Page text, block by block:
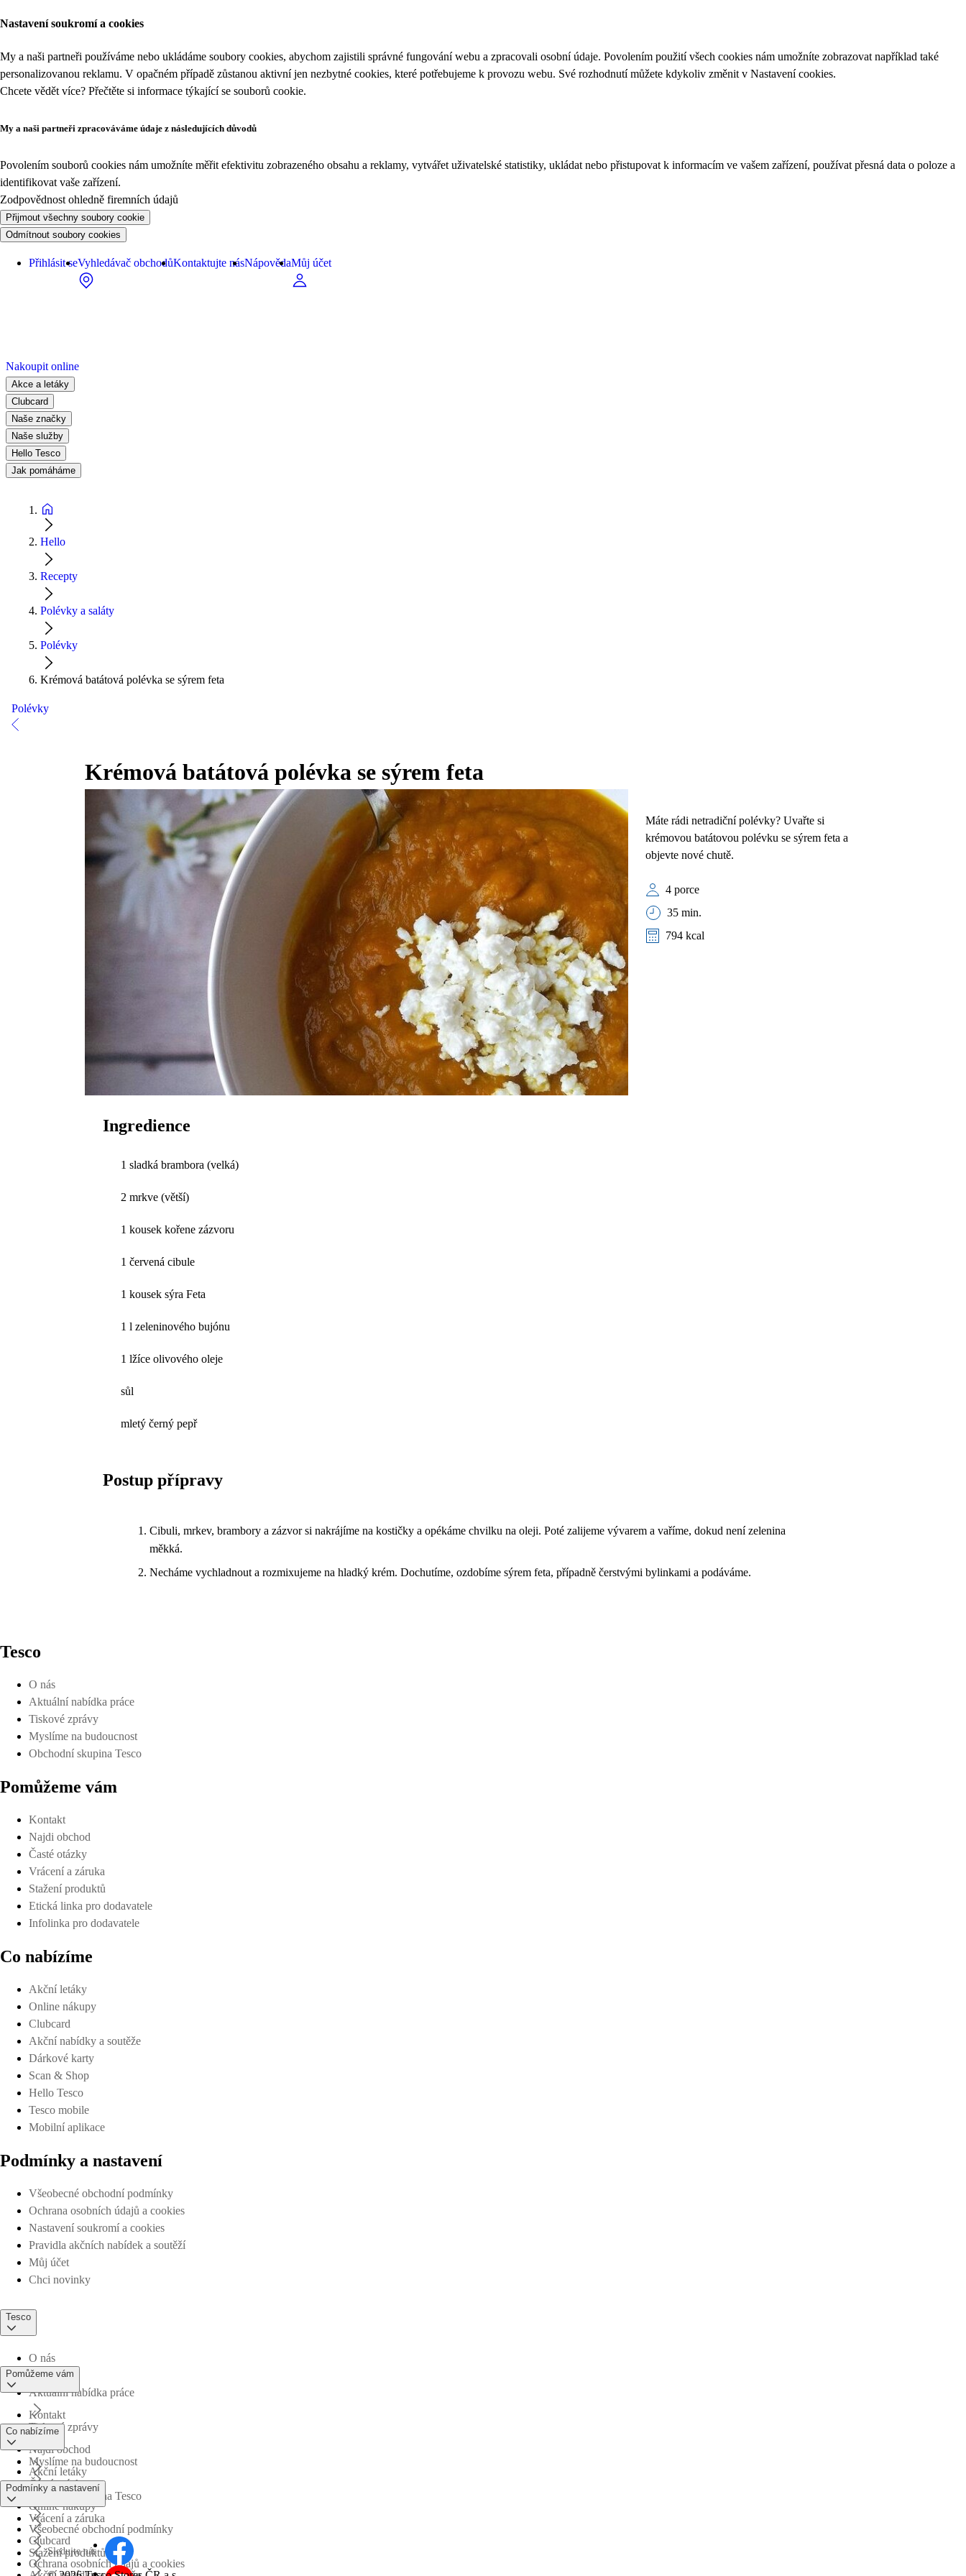
Nastavení soukromí a cookies
My a naši partneři používáme nebo ukládáme soubory cookies, abychom zajistili správné fungování webu a zpracovali osobní údaje. Povolením použití všech cookies nám umožníte zobrazovat například také
personalizovanou reklamu. V opačném případě zůstanou aktivní jen nezbytné cookies, které potřebujeme k provozu webu. Své rozhodnutí můžete kdykoliv změnit v Nastavení cookies.
Chcete vědět více? Přečtěte si informace týkající se souborů cookie.
My a naši partneři zpracováváme údaje z následujících důvodů
Povolením souborů cookies nám umožníte měřit efektivitu zobrazeného obsahu a reklamy, vytvářet uživatelské statistiky, ukládat nebo přistupovat k informacím ve vašem zařízení, používat přesná data o poloze a
identifikovat vaše zařízení.
Zodpovědnost ohledně firemních údajů
Přijmout všechny soubory cookie
Odmítnout soubory cookies
Přihlásit seVyhledávač obchodůKontaktujte násNápovědaMůj účet
Nakoupit online
Akce a letáky
Clubcard
Naše značky
Naše služby
Hello Tesco
Jak pomáháme
Hello
Recepty
Polévky a saláty
Polévky
Krémová batátová polévka se sýrem feta
Polévky
Krémová batátová polévka se sýrem feta
Máte rádi netradiční polévky? Uvařte si
krémovou batátovou polévku se sýrem feta a
objevte nové chutě.
4 porce
35 min.
794 kcal
Ingredience
1 sladká brambora (velká)
2 mrkve (větší)
1 kousek kořene zázvoru
1 červená cibule
1 kousek sýra Feta
1 l zeleninového bujónu
1 lžíce olivového oleje
sůl
mletý černý pepř
Postup přípravy
Cibuli, mrkev, brambory a zázvor si nakrájíme na kostičky a opékáme chvilku na oleji. Poté zalijeme vývarem a vaříme, dokud není zelenina
měkká.
Necháme vychladnout a rozmixujeme na hladký krém. Dochutíme, ozdobíme sýrem feta, případně čerstvými bylinkami a podáváme.
Tesco
O nás
Aktuální nabídka práce
Tiskové zprávy
Myslíme na budoucnost
Obchodní skupina Tesco
Pomůžeme vám
Kontakt
Najdi obchod
Časté otázky
Vrácení a záruka
Stažení produktů
Etická linka pro dodavatele
Infolinka pro dodavatele
Co nabízíme
Akční letáky
Online nákupy
Clubcard
Akční nabídky a soutěže
Dárkové karty
Scan & Shop
Hello Tesco
Tesco mobile
Mobilní aplikace
Podmínky a nastavení
Všeobecné obchodní podmínky
Ochrana osobních údajů a cookies
Nastavení soukromí a cookies
Pravidla akčních nabídek a soutěží
Můj účet
Chci novinky
Tesco
O nás
Aktuální nabídka práce
Tiskové zprávy
Myslíme na budoucnost
Obchodní skupina Tesco
Pomůžeme vám
Kontakt
Najdi obchod
Časté otázky
Vrácení a záruka
Stažení produktů
Co nabízíme
Akční letáky
Online nákupy
Clubcard
Podmínky a nastavení
Všeobecné obchodní podmínky
Ochrana osobních údajů a cookies
Sledujte nás